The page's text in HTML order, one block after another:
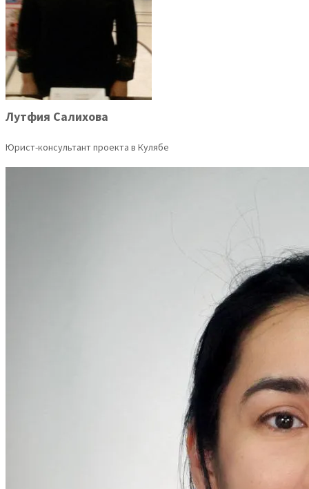
Лутфия Салихова
Юрист-консультант проекта в Кулябе